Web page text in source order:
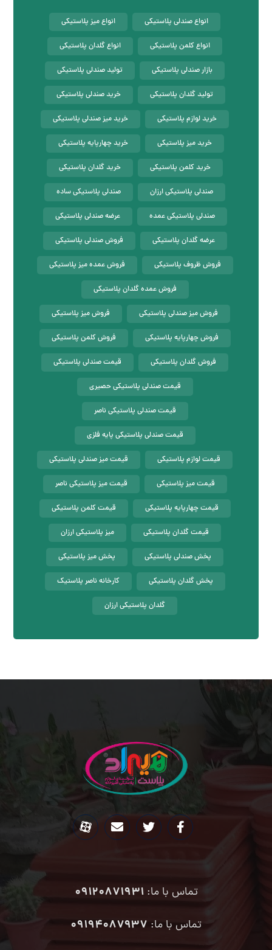
انواع صندلی پلاستیکی انواع میز پلاستیکی
انواع کلمن پلاستیکی انواع گلدان پلاستیکی
بازار صندلی پلاستیکی تولید صندلی پلاستیکی
تولید گلدان پلاستیکی خرید صندلی پلاستیکی
خرید لوازم پلاستیکی خرید میز صندلی پلاستیکی
خرید میز پلاستیکی خرید چهارپایه پلاستیکی
خرید کلمن پلاستیکی خرید گلدان پلاستیکی
صندلی پلاستیکی ارزان صندلی پلاستیکی ساده
صندلی پلاستیکی عمده عرضه صندلی پلاستیکی
عرضه گلدان پلاستیکی فروش صندلی پلاستیکی
فروش ظروف پلاستیکی فروش عمده میز پلاستیکی
فروش عمده گلدان پلاستیکی
فروش میز صندلی پلاستیکی فروش میز پلاستیکی
فروش چهارپایه پلاستیکی فروش کلمن پلاستیکی
فروش گلدان پلاستیکی قیمت صندلی پلاستیکی
قیمت صندلی پلاستیکی حصیری
قیمت صندلی پلاستیکی ناصر
قیمت صندلی پلاستیکی پایه فلزی
قیمت لوازم پلاستیکی قیمت میز صندلی پلاستیکی
قیمت میز پلاستیکی قیمت میز پلاستیکی ناصر
قیمت چهارپایه پلاستیکی قیمت کلمن پلاستیکی
قیمت گلدان پلاستیکی میز پلاستیکی ارزان
پخش صندلی پلاستیکی پخش میز پلاستیکی
پخش گلدان پلاستیکی کارخانه ناصر پلاستیک
گلدان پلاستیکی ارزان
تماس با ما:09120871931
تماس با ما: ۰۹۱۹۴۰۸۷۹۳۷